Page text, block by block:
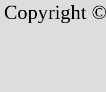
Copyright